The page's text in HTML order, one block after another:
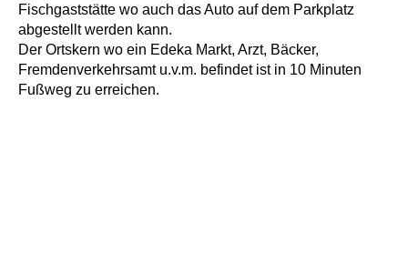
Fischgaststätte wo auch das Auto auf dem Parkplatz
abgestellt werden kann.
Der Ortskern wo ein Edeka Markt, Arzt, Bäcker,
Fremdenverkehrsamt u.v.m. befindet ist in 10 Minuten
Fußweg zu erreichen.